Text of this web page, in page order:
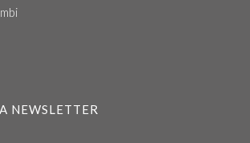
NEWSLETTER